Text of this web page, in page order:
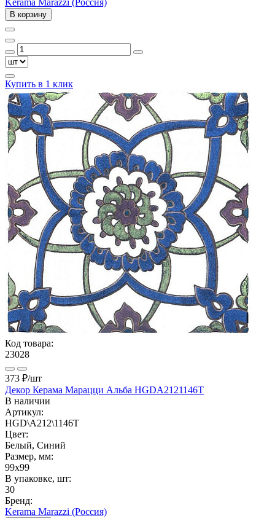
Kerama Marazzi (Россия)
В корзину
Купить в 1 клик
Код товара:
23028
373 ₽/шт
Декор Керама Марацци Альба HGDA2121146T
В наличии
Артикул:
HGD\A212\1146T
Цвет:
Белый, Синий
Размер, мм:
99x99
В упаковке, шт:
30
Бренд:
Kerama Marazzi (Россия)